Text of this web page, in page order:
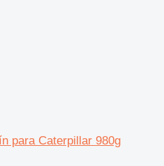
para Caterpillar 980g